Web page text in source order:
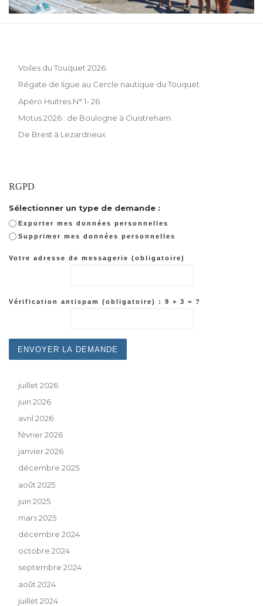
Voiles du Touquet 2026
Régate de ligue au Cercle nautique du Touquet
Apéro Huitres N° 1- 26
Motus 2026 : de Boulogne à Ouistreham.
De Brest à Lezardrieux
RGPD
Sélectionner un type de demande :
Exporter mes données personnelles
Supprimer mes données personnelles
Votre adresse de messagerie (obligatoire)
Vérification antispam (obligatoire) : 9 + 3 = ?
juillet 2026
juin 2026
avril 2026
février 2026
janvier 2026
décembre 2025
août 2025
juin 2025
mars 2025
décembre 2024
octobre 2024
septembre 2024
août 2024
juillet 2024